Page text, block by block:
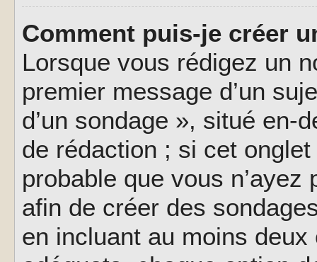
Comment puis-je créer
Lorsque vous rédigez un
premier message d’un
d’un sondage », situé en-
de rédaction ; si cet
probable que vous
afin de créer des
en incluant au moins